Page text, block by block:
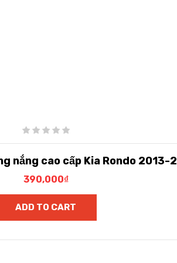
nắng cao cấp Kia Rondo 2013-
390,000₫
ADD TO CART